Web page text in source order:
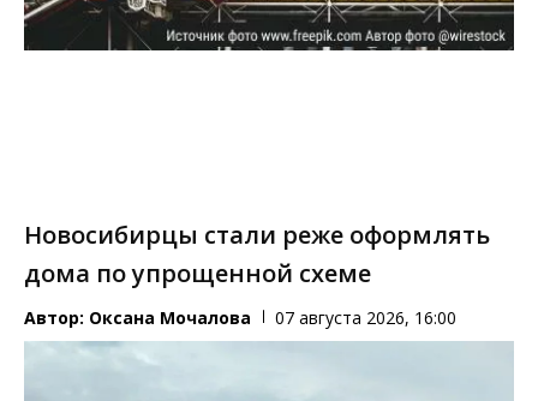
Новосибирцы стали реже оформлять
дома по упрощенной схеме
Автор: Оксана Мочалова 07 августа 2026, 16:00